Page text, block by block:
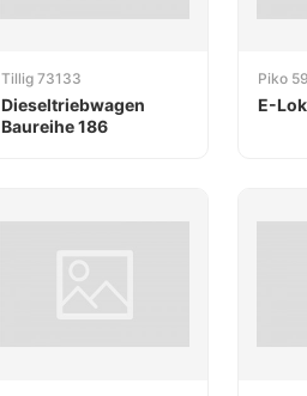
Tillig 73133
Dieseltriebwagen
Baureihe 186
Piko
E-